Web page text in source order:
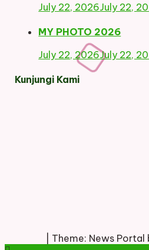
July 22, 2026July 22,
MY PHOTO 2026
July 22, 2026July 22,
Kunjungi Kami
Theme: News Portal